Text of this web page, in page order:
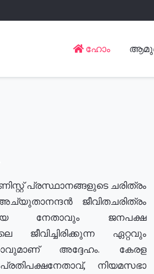
ഹോം
പ്രസ്ഥാനങ്ങളുടെ ചരിത്രം
ജീവിതചരിത്രം
നേതാവും ജനപക്ഷ
ജീവിച്ചിരിക്കുന്ന ഏറ്റവും
അദ്ദേഹം. കേരള
നിയമസഭാ